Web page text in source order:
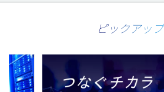
ピックアップ